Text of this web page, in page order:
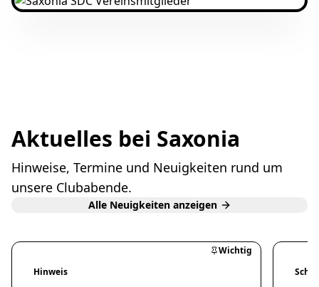
Aktuelles bei Saxonia
Hinweise, Termine und Neuigkeiten rund um
unsere Clubabende.
Alle Neuigkeiten anzeigen
Wichtig
Hinweis